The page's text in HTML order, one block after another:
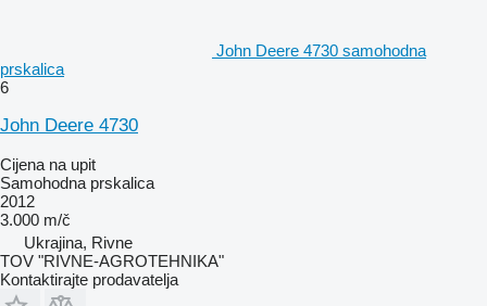
John Deere 4730 samohodna
prskalica
6
John Deere 4730
Cijena na upit
Samohodna prskalica
2012
3.000 m/č
Ukrajina, Rivne
TOV "RIVNE-AGROTEHNIKA"
Kontaktirajte prodavatelja